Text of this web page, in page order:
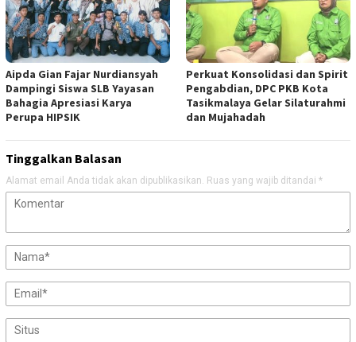
Aipda Gian Fajar Nurdiansyah
Dampingi Siswa SLB Yayasan
Bahagia Apresiasi Karya
Perupa HIPSIK
Perkuat Konsolidasi dan Spirit
Pengabdian, DPC PKB Kota
Tasikmalaya Gelar Silaturahmi
dan Mujahadah
Tinggalkan Balasan
Alamat email Anda tidak akan dipublikasikan. Ruas yang wajib ditandai *